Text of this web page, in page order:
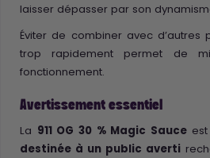
laisser dépasser par son
Éviter de combiner avec d’autres
trop rapidement permet de
fonctionnement.
Avertissement essentiel
La 911 OG 30 % Magic Sauceest
destinée à un public averti